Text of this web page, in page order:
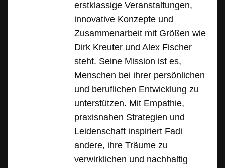
erstklassige Veranstaltungen,
innovative Konzepte und
Zusammenarbeit mit Größen wie
Dirk Kreuter und Alex Fischer
steht. Seine Mission ist es,
Menschen bei ihrer persönlichen
und beruflichen Entwicklung zu
unterstützen. Mit Empathie,
praxisnahen Strategien und
Leidenschaft inspiriert Fadi
andere, ihre Träume zu
verwirklichen und nachhaltig